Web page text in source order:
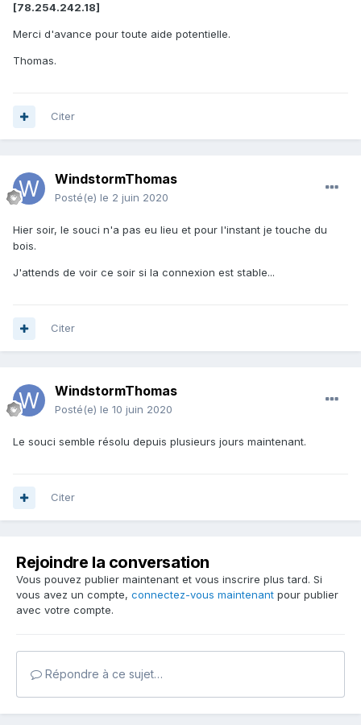
[78.254.242.18]
Merci d'avance pour toute aide potentielle.
Thomas.
Citer
WindstormThomas
Posté(e) le 2 juin 2020
Hier soir, le souci n'a pas eu lieu et pour l'instant je touche du
bois.
J'attends de voir ce soir si la connexion est stable...
Citer
WindstormThomas
Posté(e) le 10 juin 2020
Le souci semble résolu depuis plusieurs jours maintenant.
Citer
Rejoindre la conversation
Vous pouvez publier maintenant et vous inscrire plus tard. Si
vous avez un compte, connectez-vous maintenant pour publier
avec votre compte.
Répondre à ce sujet…